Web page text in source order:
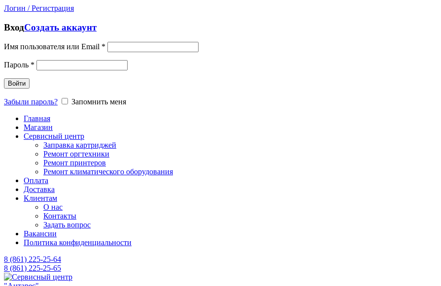
Логин / Регистрация
ВходСоздать аккаунт
Имя пользователя или Email *
Пароль *
Войти
Забыли пароль?
Запомнить меня
Главная
Магазин
Сервисный центр
Заправка картриджей
Ремонт оргтехники
Ремонт принтеров
Ремонт климатического оборудования
Оплата
Доставка
Клиентам
О нас
Контакты
Задать вопрос
Вакансии
Политика конфиденциальности
8 (861) 225-25-64
8 (861) 225-25-65